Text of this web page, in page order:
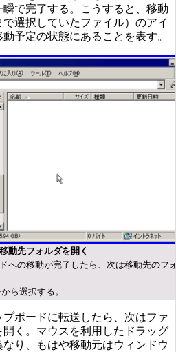
で完了する。こうすると、移動
選択していたファイル）のアイ
予定の状態にあることを表す。
動先フォルダを開く
への移動が完了したら、次は移動先のフ
ら選択する。
ボードに転送したら、次はファ
く。マウスを利用したドラッグ
り、もはや移動元はウィンドウ